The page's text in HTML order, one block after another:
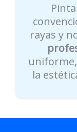
rayas y
uniforme,
la